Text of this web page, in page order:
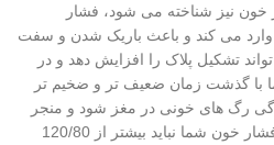
خون نیز شناخته می شود، فشار
وارد می کند و باعث باریک شدن و سفت
تشکیل پلاک را افزایش دهد و در
با گذشت زمان ضعیف تر و ضخیم تر
رگ های خونی در مغز شود و منجر
به سکته شود. در حالت ایده آل فشار خون شما نباید بیشتر از 120/80